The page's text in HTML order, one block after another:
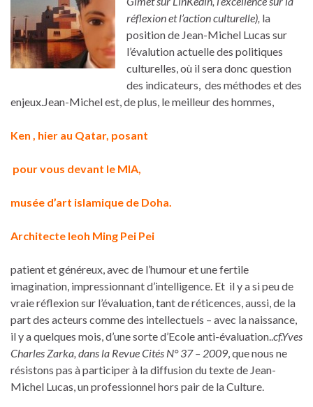
réflexion et l’action culturelle), la
position de Jean-Michel Lucas sur
l’évalution actuelle des politiques
culturelles, où il sera donc question
des indicateurs, des méthodes et des
enjeux.Jean-Michel est, de plus, le meilleur des hommes,
Ken , hier au Qatar, posant
pour vous devant le MIA,
musée d’art islamique de Doha.
Architecte Ieoh Ming Pei Pei
patient et généreux, avec de l’humour et une fertile
imagination, impressionnant d’intelligence. Et il y a si peu de
vraie réflexion sur l’évaluation, tant de réticences, aussi, de la
part des acteurs comme des intellectuels – avec la naissance,
il y a quelques mois, d’une sorte d’Ecole anti-évaluation..cf.Yves
Charles Zarka, dans la Revue Cités N° 37 – 2009, que nous ne
résistons pas à participer à la diffusion du texte de Jean-
Michel Lucas, un professionnel hors pair de la Culture.